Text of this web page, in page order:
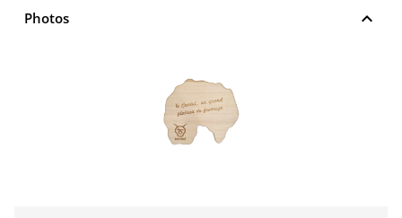
Photos keyboard_arrow_up